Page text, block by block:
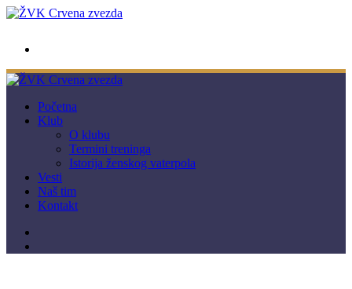
Početna
Klub
O klubu
Termini treninga
Istorija ženskog vaterpola
Vesti
Naš tim
Kontakt